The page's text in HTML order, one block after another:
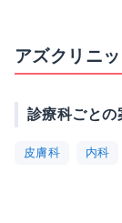
アズクリニ
診療科ごとの
皮膚科 内科